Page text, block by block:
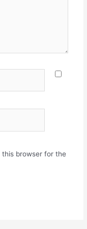
this browser for the